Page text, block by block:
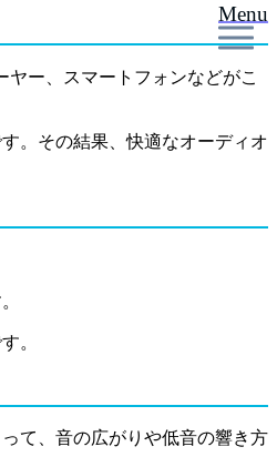
Menu
ー、スマートフォンなどがこ
。その結果、快適なオーディオ
。
て、音の広がりや低音の響き方